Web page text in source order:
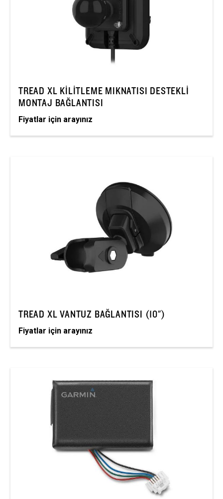
TREAD XL KILITLEME MIKNATISI DESTEKLI
MONTAJ BAĞLANTISI
Fiyatlar için arayınız
TREAD XL VANTUZ BAĞLANTISI (10")
Fiyatlar için arayınız